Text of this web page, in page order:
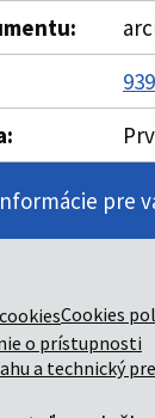
pre
Cookies
o prístupnosti
a technický